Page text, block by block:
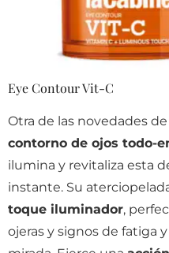
Eye Contour Vit-C
Otra de las novedades
contorno de ojos todo-
ilumina y revitaliza esta
instante. Su
toque iluminador,
ojeras y signos de fatiga